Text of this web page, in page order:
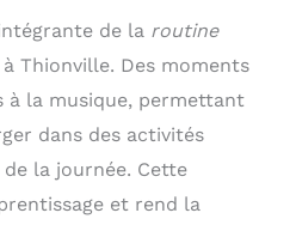
un excellent premier
instrument de musique
pour bébé. Les enfants
différents sons en
utilisant différents
l’interaction entre
parents et enfants
pendant le jeu,
de la routine
Thionville. Des moments
à la musique, permettant
dans des activités
la journée. Cette
et rend la